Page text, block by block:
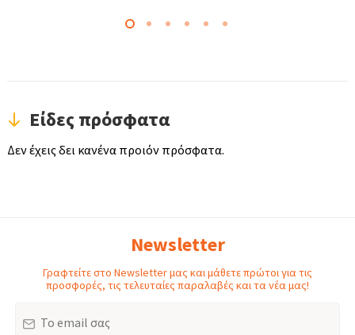
Είδες πρόσφατα
Δεν έχεις δει κανένα προιόν πρόσφατα.
Newsletter
Γραφτείτε στο Newsletter μας και μάθετε πρώτοι για τις
προσφορές, τις τελευταίες παραλαβές και τα νέα μας!